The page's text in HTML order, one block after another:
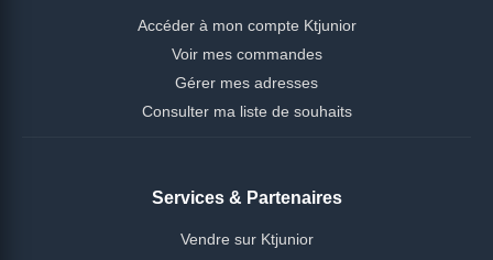
Accéder à mon compte Ktjunior
Voir mes commandes
Gérer mes adresses
Consulter ma liste de souhaits
Services & Partenaires
Vendre sur Ktjunior